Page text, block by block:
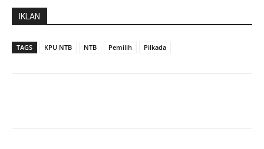
IKLAN
TAGS KPU NTB NTB Pemilih Pilkada